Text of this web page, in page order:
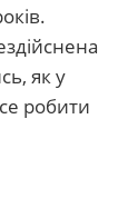
як у
робити